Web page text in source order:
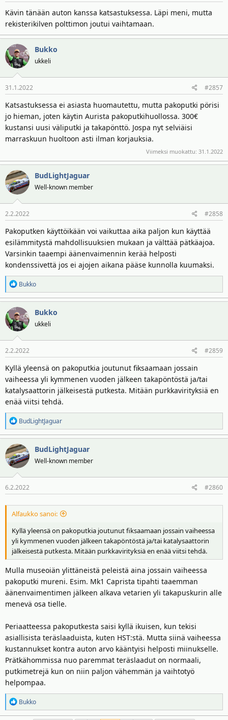
Kävin tänään auton kanssa katsastuksessa. Läpi meni, mutta
rekisterikilven polttimon joutui vaihtamaan.
Bukko
ukkeli
31.1.2022 #2857
Katsastuksessa ei asiasta huomautettu, mutta pakoputki pörisi
jo hieman, joten käytin Aurista pakoputkihuollossa. 300€
kustansi uusi väliputki ja takapönttö. Jospa nyt selviäisi
marraskuun huoltoon asti ilman korjauksia.
Viimeksi muokattu: 31.1.2022
BudLightJaguar
Well-known member
2.2.2022 #2858
Pakoputken käyttöikään voi vaikuttaa aika paljon kun käyttää
esilämmitystä mahdollisuuksien mukaan ja välttää pätkäajoa.
Varsinkin taaempi äänenvaimennin kerää helposti
kondenssivettä jos ei ajojen aikana pääse kunnolla kuumaksi.
R
e
a
k
t
i
o
t
Bukko
Bukko
ukkeli
2.2.2022 #2859
Kyllä yleensä on pakoputkia joutunut fiksaamaan jossain
vaiheessa yli kymmenen vuoden jälkeen takapöntöstä ja/tai
katalysaattorin jälkeisestä putkesta. Mitään purkkavirityksiä en
enää viitsi tehdä.
R
e
a
k
t
i
o
t
BudLightJaguar
BudLightJaguar
Well-known member
6.2.2022 #2860
Alfaukko sanoi:
Kyllä yleensä on pakoputkia joutunut fiksaamaan jossain vaiheessa
yli kymmenen vuoden jälkeen takapöntöstä ja/tai katalysaattorin
jälkeisestä putkesta. Mitään purkkavirityksiä en enää viitsi tehdä.
Mulla museoiän ylittäneistä peleistä aina jossain vaiheessa
pakoputki mureni. Esim. Mk1 Caprista tipahti taaemman
äänenvaimentimen jälkeen alkava vetarien yli takapuskurin alle
menevä osa tielle.
Periaatteessa pakoputkesta saisi kyllä ikuisen, kun tekisi
asiallisista teräslaaduista, kuten HST:stä. Mutta siinä vaiheessa
kustannukset kontra auton arvo kääntyisi helposti miinukselle.
Prätkähommissa nuo paremmat teräslaadut on normaali,
putkimetrejä kun on niin paljon vähemmän ja vaihtotyö
helpompaa.
R
e
Bukko